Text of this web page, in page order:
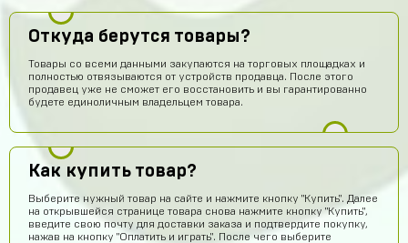
Откуда берутся товары?
Товары со всеми данными закупаются на торговых площадках и
полностью отвязываются от устройств продавца. После этого
продавец уже не сможет его восстановить и вы гарантированно
будете единоличным владельцем товара.
Как купить товар?
Выберите нужный товар на сайте и нажмите кнопку "Купить". Далее
на открывшейся странице товара снова нажмите кнопку "Купить",
введите свою почту для доставки заказа и подтвердите покупку,
нажав на кнопку "Оплатить и играть". После чего выберите
Айнур Кулиева 15 часов назад